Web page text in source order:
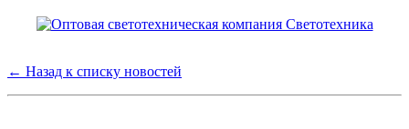
← Назад к списку новостей